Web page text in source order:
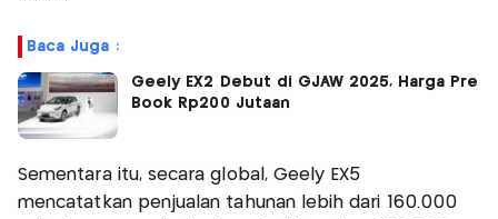
Baca Juga :
Geely EX2 Debut di GJAW 2025, Harga Pre
Book Rp200 Jutaan
Sementara itu, secara global, Geely EX5
mencatatkan penjualan tahunan lebih dari 160.000